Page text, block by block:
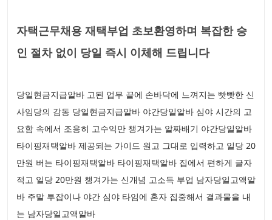
자택근무채용 재택부업 초보환영하며 복잡한 승
인 절차 없이 당일 즉시 이체해 드립니다
당일현금지급알바 고된 업무 끝에 손바닥에 느껴지는 빳빳한 신
사임당의 감동 당일현금지급알바 야간당일알바 심야 시간의 고
요함 속에서 조용히 고수익만 챙겨가는 알짜배기 야간당일알바
타이핑재택알바 제공되는 가이드 원고 그대로 입력하고 일당 20
만원 버는 타이핑재택알바 타이핑재택알바 집에서 편하게 글자
적고 일당 20만원 챙겨가는 신개념 고소득 부업 남자당일고액알
바 주말 투잡이나 야간 심야 타임에 혼자 집중해서 결과물을 내
는 남자당일고액알바